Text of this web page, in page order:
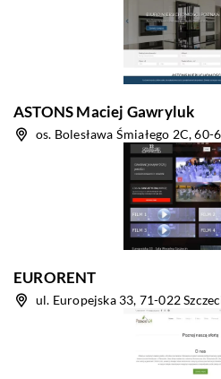
ASTONS Maciej Gawryluk
os. Bolesława Śmiałego 2C, 60-
EURORENT
ul. Europejska 33, 71-022